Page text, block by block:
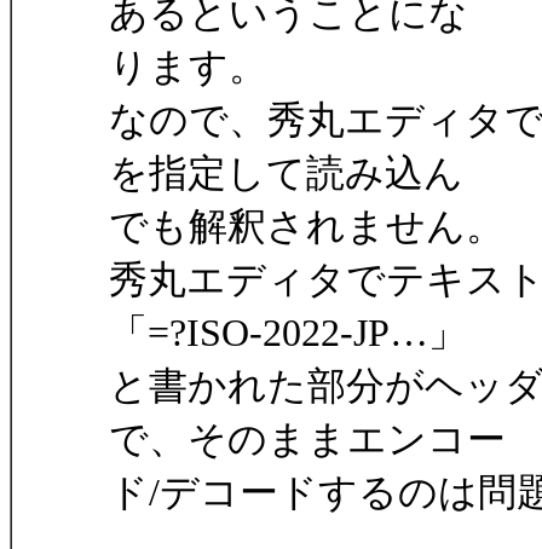
あるということにな
ります。
なので、秀丸エディタ
を指定して読み込ん
でも解釈されません。
秀丸エディタでテキス
「=?ISO-2022-JP…」
と書かれた部分がヘッ
で、そのままエンコー
ド/デコードするのは問